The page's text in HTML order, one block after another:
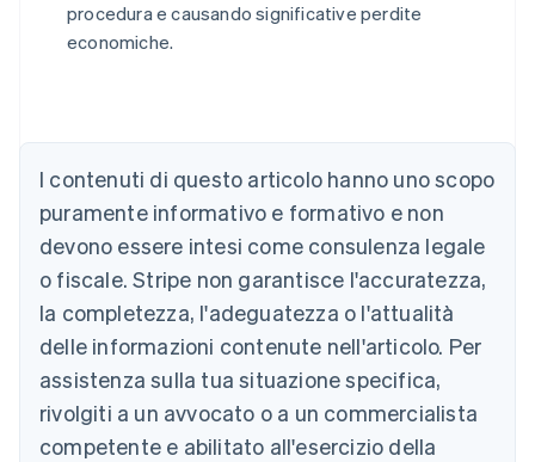
procedura e causando significative perdite
economiche.
I contenuti di questo articolo hanno uno scopo
puramente informativo e formativo e non
devono essere intesi come consulenza legale
o fiscale. Stripe non garantisce l'accuratezza,
la completezza, l'adeguatezza o l'attualità
delle informazioni contenute nell'articolo. Per
assistenza sulla tua situazione specifica,
rivolgiti a un avvocato o a un commercialista
competente e abilitato all'esercizio della
Austria
Belgio
Nederlands FrançaisDeutschEnglish
Brasile
Português English
Bulgaria
English
Canada
EnglishFrançais
Cina continentale
简体中文
Cipro
English